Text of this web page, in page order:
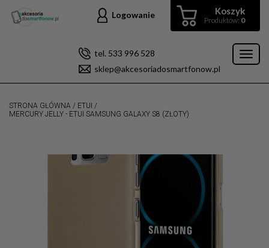
Koszyk
Produktów: 0
Logowanie
tel. 533 996 528
sklep@akcesoriadosmartfonow.pl
STRONA GŁÓWNA / ETUI /
MERCURY JELLY - ETUI SAMSUNG GALAXY S8 (ZŁOTY)